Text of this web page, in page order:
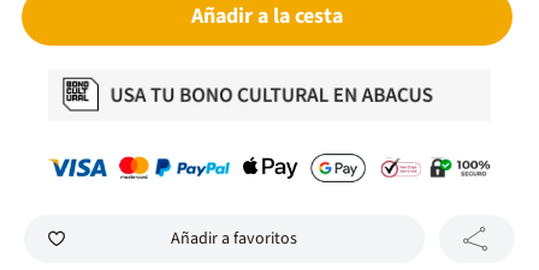
Añadir a la cesta
Añadir a favoritos